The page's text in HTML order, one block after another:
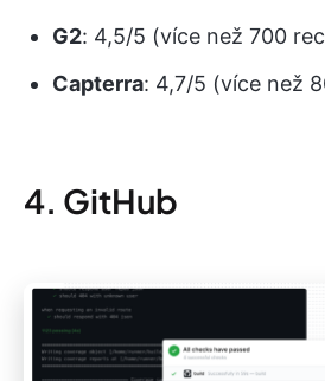
G2: 4,5/5 (více než 700
Capterra: 4,7/5 (více než
4. GitHub